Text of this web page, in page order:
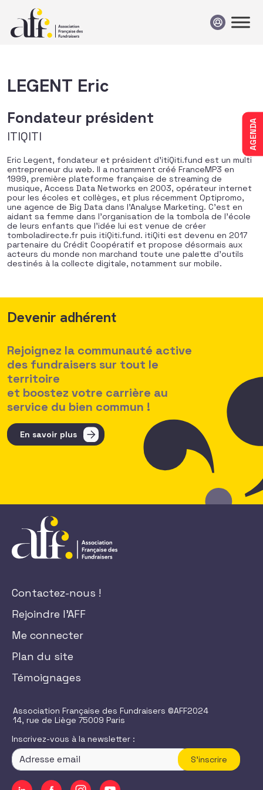
AGENDA
LEGENT Eric
Fondateur président
ITIQITI
Eric Legent, fondateur et président d’itiQiti.fund est un multi
entrepreneur du web. Il a notamment créé FranceMP3 en
1999, première plateforme française de streaming de
musique, Access Data Networks en 2003, opérateur internet
pour les écoles et collèges, et plus récemment Optipromo,
une agence de Big Data dans l’Analyse Marketing. C’est en
aidant sa femme dans l’organisation de la tombola de l’école
de leurs enfants que l’idée lui est venue de créer
tomboladirecte.fr puis itiQiti.fund. itiQiti est devenu en 2017
partenaire du Crédit Coopératif et propose désormais aux
acteurs du monde non marchand toute une palette d’outils
destinés à la collecte digitale, notamment sur mobile.
Devenir adhérent
Rejoignez la communauté active
des fundraisers sur tout le
territoire
et boostez votre carrière au
service du bien commun !
En savoir plus
Contactez-nous !
Rejoindre l'AFF
Me connecter
Plan du site
Témoignages
Association Française des Fundraisers ©AFF2024
14, rue de Liège 75009 Paris
Inscrivez-vous à la newsletter :
S'inscrire